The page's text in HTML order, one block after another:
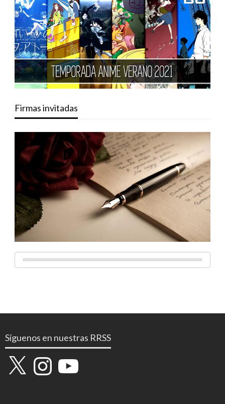
Firmas invitadas
Síguenos en nuestras RRSS
X InstagramYouTube